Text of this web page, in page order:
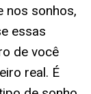
nos sonhos,
essas
de você
real. É